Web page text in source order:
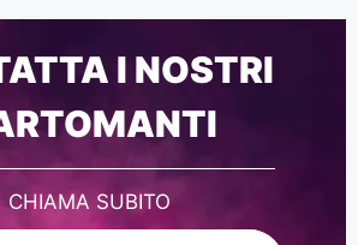
I NOSTRI
CHIAMA SUBITO